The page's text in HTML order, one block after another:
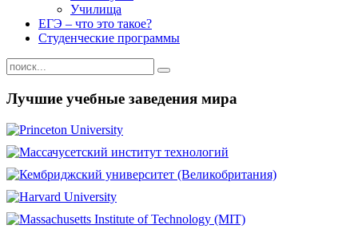
Училища
ЕГЭ – что это такое?
Студенческие программы
Лучшие учебные заведения мира